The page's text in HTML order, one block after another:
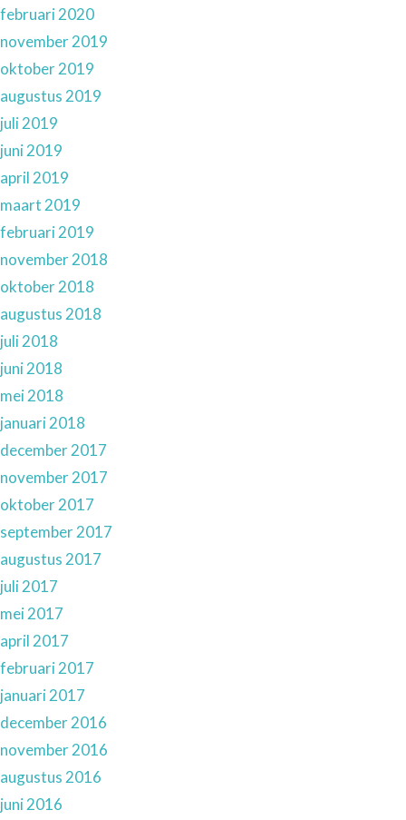
februari 2020
november 2019
oktober 2019
augustus 2019
juli 2019
juni 2019
april 2019
maart 2019
februari 2019
november 2018
oktober 2018
augustus 2018
juli 2018
juni 2018
mei 2018
januari 2018
december 2017
november 2017
oktober 2017
september 2017
augustus 2017
juli 2017
mei 2017
april 2017
februari 2017
januari 2017
december 2016
november 2016
augustus 2016
juni 2016